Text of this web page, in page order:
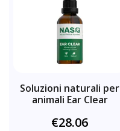
Soluzioni naturali per
animali Ear Clear
€28.06